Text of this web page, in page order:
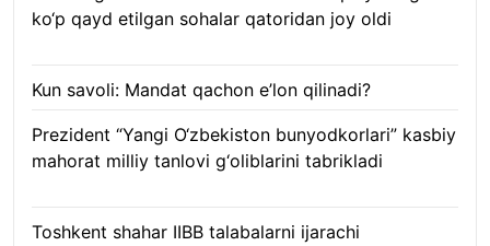
ko‘p qayd etilgan sohalar qatoridan joy oldi
Kun savoli: Mandat qachon e’lon qilinadi?
Prezident “Yangi O‘zbekiston bunyodkorlari” kasbiy
mahorat milliy tanlovi g‘oliblarini tabrikladi
Toshkent shahar IIBB talabalarni ijarachi